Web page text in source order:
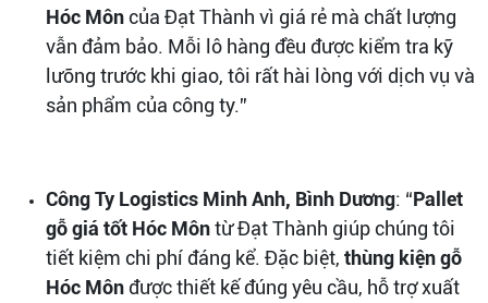
Hóc Môncủa Đạt Thành vì giá rẻ mà chất lượng
vẫn đảm bảo. Mỗi lô hàng đều được kiểm tra kỹ
lưỡng trước khi giao, tôi rất hài lòng với dịch vụ và
sản phẩm của công ty.”
Công Ty Logistics Minh Anh, Bình Dương: “Pallet
gỗ giá tốt Hóc Môntừ Đạt Thành giúp chúng tôi
tiết kiệm chi phí đáng kể. Đặc biệt, thùng kiện gỗ
Hóc Mônđược thiết kế đúng yêu cầu, hỗ trợ xuất